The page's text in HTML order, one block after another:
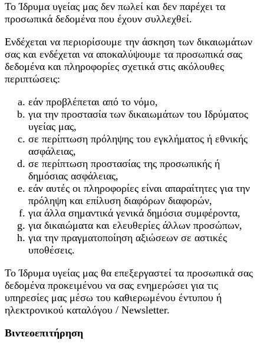
Το Ίδρυμα υγείας μας δεν πωλεί και δεν παρέχει τα
προσωπικά δεδομένα που έχουν συλλεχθεί.
Ενδέχεται να περιορίσουμε την άσκηση των δικαιωμάτων
σας και ενδέχεται να αποκαλύψουμε τα προσωπικά σας
δεδομένα και πληροφορίες σχετικά στις ακόλουθες
περιπτώσεις:
εάν προβλέπεται από το νόμο,
για την προστασία των δικαιωμάτων του Ιδρύματος
υγείας μας,
σε περίπτωση πρόληψης του εγκλήματος ή εθνικής
ασφάλειας,
σε περίπτωση προστασίας της προσωπικής ή
δημόσιας ασφάλειας,
εάν αυτές οι πληροφορίες είναι απαραίτητες για την
πρόληψη και επίλυση διαφόρων διαφορών,
για άλλα σημαντικά γενικά δημόσια συμφέροντα,
για δικαιώματα και ελευθερίες άλλων προσώπων,
για την πραγματοποίηση αξιώσεων σε αστικές
υποθέσεις.
Το Ίδρυμα υγείας μας θα επεξεργαστεί τα προσωπικά σας
δεδομένα προκειμένου να σας ενημερώσει για τις
υπηρεσίες μας μέσω του καθιερωμένου έντυπου ή
ηλεκτρονικού καταλόγου / Newsletter.
Βιντεοεπιτήρηση